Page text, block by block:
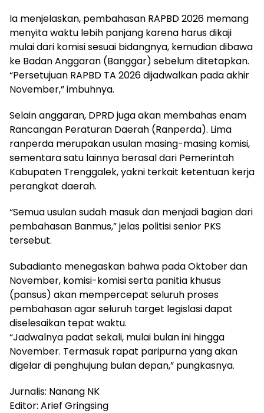
Ia menjelaskan, pembahasan RAPBD 2026 memang
menyita waktu lebih panjang karena harus dikaji
mulai dari komisi sesuai bidangnya, kemudian dibawa
ke Badan Anggaran (Banggar) sebelum ditetapkan.
“Persetujuan RAPBD TA 2026 dijadwalkan pada akhir
November,” imbuhnya.
Selain anggaran, DPRD juga akan membahas enam
Rancangan Peraturan Daerah (Ranperda). Lima
ranperda merupakan usulan masing-masing komisi,
sementara satu lainnya berasal dari Pemerintah
Kabupaten Trenggalek, yakni terkait ketentuan kerja
perangkat daerah.
“Semua usulan sudah masuk dan menjadi bagian dari
pembahasan Banmus,” jelas politisi senior PKS
tersebut.
Subadianto menegaskan bahwa pada Oktober dan
November, komisi-komisi serta panitia khusus
(pansus) akan mempercepat seluruh proses
pembahasan agar seluruh target legislasi dapat
diselesaikan tepat waktu.
“Jadwalnya padat sekali, mulai bulan ini hingga
November. Termasuk rapat paripurna yang akan
digelar di penghujung bulan depan,” pungkasnya.
Jurnalis: Nanang NK
Editor: Arief Gringsing